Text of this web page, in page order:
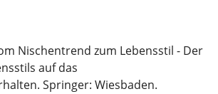
Nischentrend zum Lebensstil - Der
auf das
Springer: Wiesbaden.